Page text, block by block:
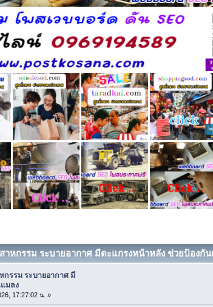
หกรรม ระบายอากาศ มีตะแกรงหน้าหลัง ช่วยป้องกัน
กรรม ระบายอากาศ มี
มลง
17:27:02 น. »